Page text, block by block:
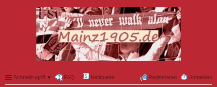
Schnellzugriff ▼ FAQ Netiquette Anmelden
Registrieren